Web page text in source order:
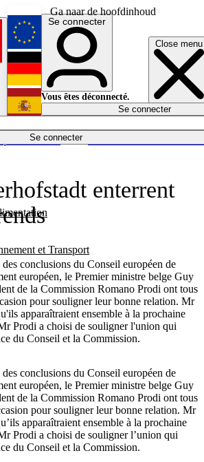
Ga naar de hoofdinhoud
Close menu
Se connecter
et Transport
Économie
English
Deutsch
Español
Se connecter
Vous êtes déconnecté.
Se connecter
enterrent
conclusions du Conseil européen de
européen, le Premier ministre belge Guy
de la Commission Romano Prodi ont tous
pour souligner leur bonne relation. Mr
apparaîtraient ensemble à la prochaine
Prodi a choisi de souligner l'union qui
du Conseil et la Commission.
conclusions du Conseil européen de
européen, le Premier ministre belge Guy
de la Commission Romano Prodi ont tous
pour souligner leur bonne relation. Mr
apparaîtraient ensemble à la prochaine
Prodi a choisi de souligner l’union qui
du Conseil et la Commission.